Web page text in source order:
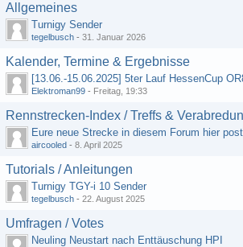
Allgemeines
Turnigy Sender
tegelbusch - 31. Januar 2026
Kalender, Termine & Ergebnisse
Elektroman99 - Freitag, 19:33
Rennstrecken-Index / Treffs &
Eure neue Strecke in diesem Forum hier
aircooled - 8. April 2025
Tutorials / Anleitungen
Turnigy TGY-i 10 Sender
tegelbusch - 22. August 2025
Umfragen / Votes
Neuling Neustart nach Enttäuschung HPI